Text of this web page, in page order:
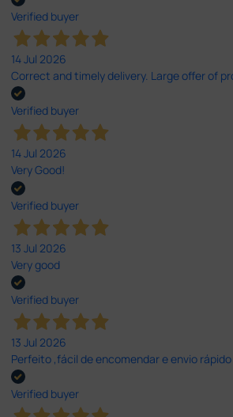
Verified buyer
14 Jul 2026
Correct and timely delivery. Large offer of
Verified buyer
14 Jul 2026
Very Good!
Verified buyer
13 Jul 2026
Very good
Verified buyer
13 Jul 2026
Perfeito ,fácil de encomendar e envio rápido
Verified buyer